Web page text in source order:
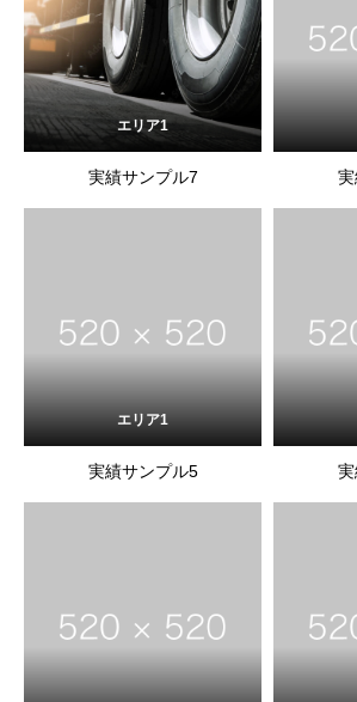
エリア1
実績サンプル7
エリア1
実績サンプル5